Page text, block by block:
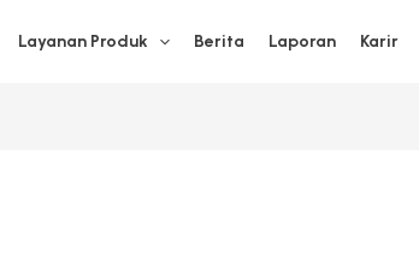
Layanan Produk Berita Laporan Karir